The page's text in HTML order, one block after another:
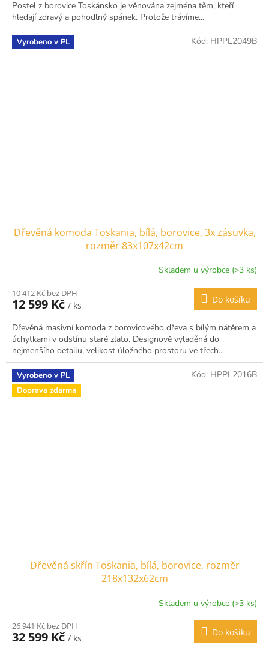
Postel z borovice Toskánsko je věnována zejména těm, kteří
hledají zdravý a pohodlný spánek. Protože trávíme...
Vyrobeno v PL
Dřevěná komoda Toskania, bílá, borovice, 3x zásuvka,
rozměr 83x107x42cm
Skladem u výrobce (>3 ks)
10 412 Kč bez DPH
12 599 Kč / ks
Do košíku
Dřevěná masivní komoda z borovicového dřeva s bílým nátěrem a
úchytkami v odstínu staré zlato. Designově vyladěná do
nejmenšího detailu, velikost úložného prostoru ve třech...
Kód: HPPL2049B
Vyrobeno v PL
Doprava zdarma
Dřevěná skřín Toskania, bílá, borovice, rozměr
218x132x62cm
Skladem u výrobce (>3 ks)
26 941 Kč bez DPH
32 599 Kč / ks
Do košíku
Kód: HPPL2016B